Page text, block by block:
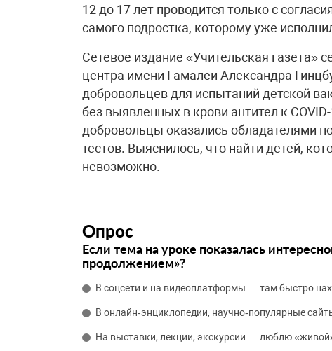
12 до 17 лет проводится только с
самого подростка, которому уже
Сетевое издание «Учительская газета»
центра имени Гамалеи Александра
добровольцев для испытаний детской
без выявленных в крови антител к
добровольцы оказались обладателями
тестов. Выяснилось, что найти детей,
невозможно.
Опрос
Если тема на уроке показалась
продолжением»?
В соцсети и на видеоплатформы — там быстро
В онлайн‑энциклопедии, научно‑популярные
На выставки, лекции, экскурсии — люблю